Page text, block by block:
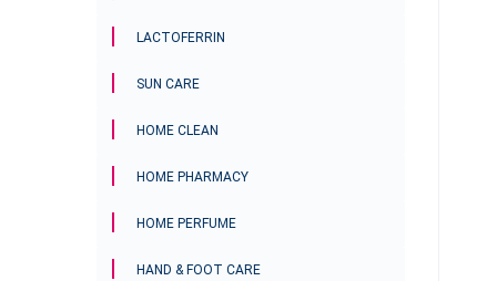
LACTOFERRIN
SUN CARE
HOME CLEAN
HOME PHARMACY
HOME PERFUME
HAND & FOOT CARE